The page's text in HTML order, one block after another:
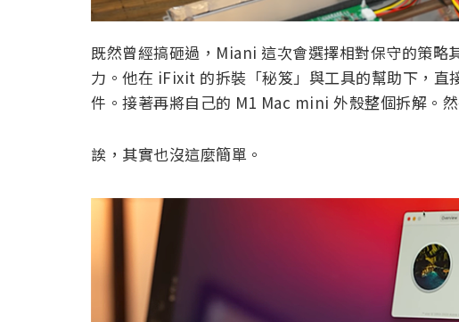
既然曾經搞砸過，Miani 這次會選擇相對保守的策略
力。他在 iFixit 的拆裝「秘笈」與工具的幫助下，直
件。接著再將自己的 M1 Mac mini 外殼整個拆解。然
誒，其實也沒這麼簡單。